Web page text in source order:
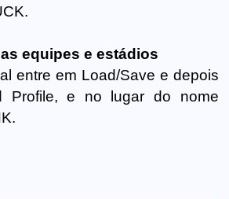
equipes e estádios
entre em Load/Save e depois
Profile, e no lugar do nome